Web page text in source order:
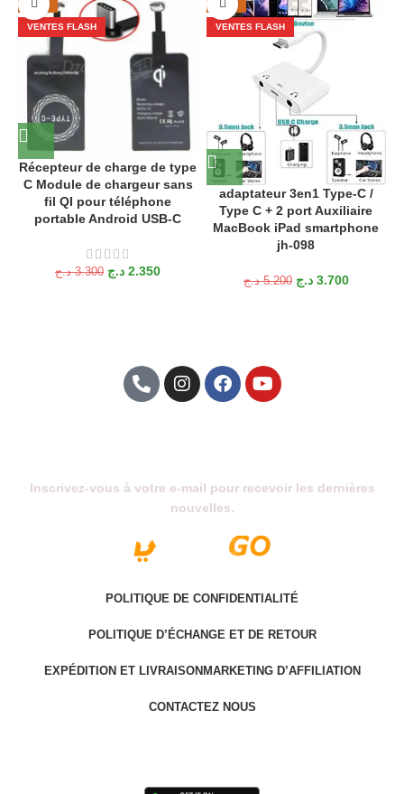
VENTES FLASH
Récepteur de charge de type
C Module de chargeur sans
fil QI pour téléphone
portable Android USB-C
3.300 د.ج 2.350 د.ج
VENTES FLASH
adaptateur 3en1 Type-C /
Type C + 2 port Auxiliaire
MacBook iPad smartphone
jh-098
5.200 د.ج 3.700 د.ج
Inscrivez-vous à votre e-mail pour recevoir les dernières
nouvelles.
POLITIQUE DE CONFIDENTIALITÉ
POLITIQUE D’ÉCHANGE ET DE RETOUR
EXPÉDITION ET LIVRAISONMARKETING D’AFFILIATION
CONTACTEZ NOUS